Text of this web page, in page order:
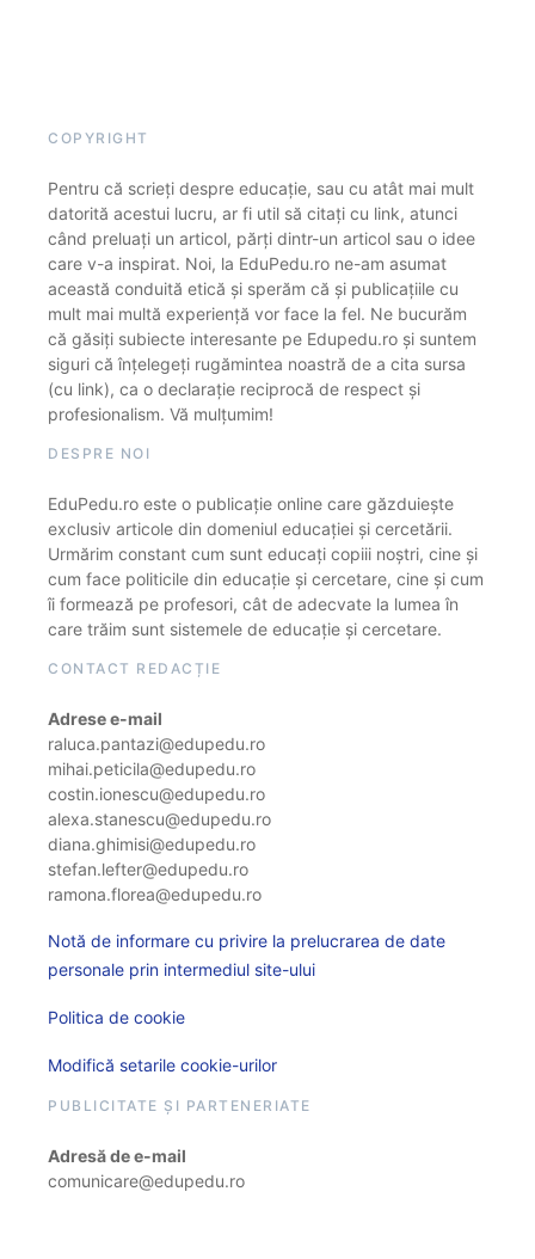
COPYRIGHT
Pentru că scrieți despre educație, sau cu atât mai mult
datorită acestui lucru, ar fi util să citați cu link, atunci
când preluați un articol, părți dintr-un articol sau o idee
care v-a inspirat. Noi, la EduPedu.ro ne-am asumat
această conduită etică și sperăm că și publicațiile cu
mult mai multă experiență vor face la fel. Ne bucurăm
că găsiți subiecte interesante pe Edupedu.ro și suntem
siguri că înțelegeți rugămintea noastră de a cita sursa
(cu link), ca o declarație reciprocă de respect și
profesionalism. Vă mulțumim!
DESPRE NOI
EduPedu.ro este o publicație online care găzduiește
exclusiv articole din domeniul educației și cercetării.
Urmărim constant cum sunt educați copiii noștri, cine și
cum face politicile din educație și cercetare, cine și cum
îi formează pe profesori, cât de adecvate la lumea în
care trăim sunt sistemele de educație și cercetare.
CONTACT REDACȚIE
Adrese e-mail
raluca.pantazi@edupedu.ro
mihai.peticila@edupedu.ro
costin.ionescu@edupedu.ro
alexa.stanescu@edupedu.ro
diana.ghimisi@edupedu.ro
stefan.lefter@edupedu.ro
ramona.florea@edupedu.ro
Notă de informare cu privire la prelucrarea de date
personale prin intermediul site-ului
Politica de cookie
Modifică setarile cookie-urilor
PUBLICITATE ȘI PARTENERIATE
Adresă de e-mail
comunicare@edupedu.ro